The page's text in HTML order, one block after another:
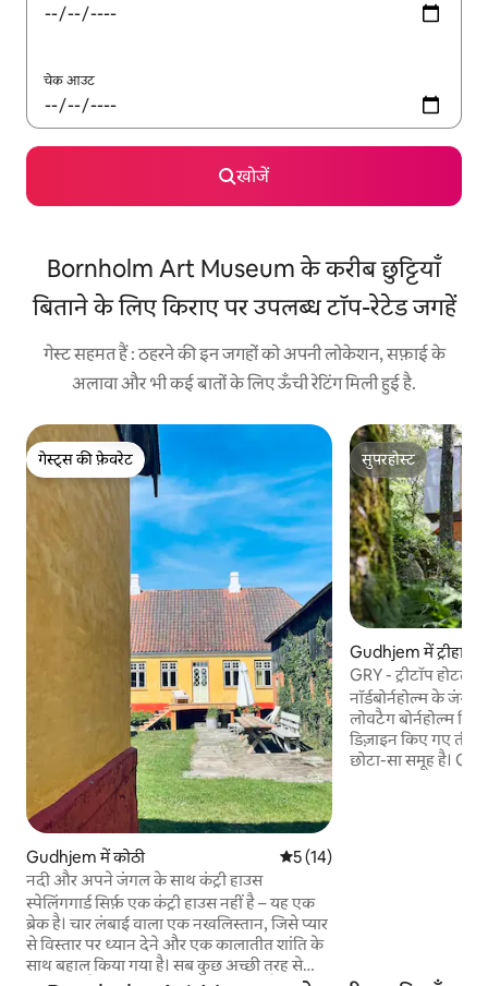
चेक आउट
खोजें
Bornholm Art Museum के करीब छुट्टियाँ
बिताने के लिए किराए पर उपलब्ध टॉप-रेटेड जगहें
गेस्ट सहमत हैं : ठहरने की इन जगहों को अपनी लोकेशन, सफ़ाई के
अलावा और भी कई बातों के लिए ऊँची रेटिंग मिली हुई है.
गेस्ट्स की फ़ेवरेट
गेस्ट्स की फ़ेवरेट
Gudhjem में कोठी औसत रेटिंग 5 में से 5, 14 समीक्षाएँ
5 (14)
नदी और अपने जंगल के साथ कंट्री हाउस
स्पेलिंगगार्ड सिर्फ़ एक कंट्री हाउस नहीं है – यह एक
ब्रेक है। चार लंबाई वाला एक नखलिस्तान, जिसे प्यार
से विस्तार पर ध्यान देने और एक कालातीत शांति के
साथ बहाल किया गया है। सब कुछ अच्छी तरह से
सुपरहोस्ट
सुपरहोस्ट
Gudhjem में ट्रीहाउस
GRY - ट्रीटॉप होटल
नॉर्डबोर्नहोल्म के
लोवटैग बोर्नहोल्म
डिज़ाइन किए गए तीन
छोटा-सा समूह है। GRY केबिन में डेनिश डिज़ाइन